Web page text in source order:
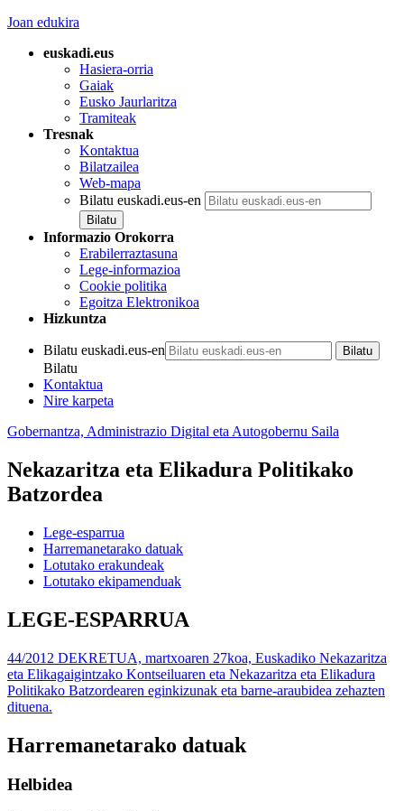
Joan edukira
euskadi.eus
Hasiera-orria
Gaiak
Eusko Jaurlaritza
Tramiteak
Tresnak
Kontaktua
Bilatzailea
Web-mapa
Bilatu euskadi.eus-en
Informazio Orokorra
Erabilerraztasuna
Lege-informazioa
Cookie politika
Egoitza Elektronikoa
Hizkuntza
Bilatu euskadi.eus-en
Bilatu
Kontaktua
Nire karpeta
Gobernantza, Administrazio Digital eta Autogobernu Saila
Nekazaritza eta Elikadura Politikako
Batzordea
Lege-esparrua
Harremanetarako datuak
Lotutako erakundeak
Lotutako ekipamenduak
LEGE-ESPARRUA
44/2012 DEKRETUA, martxoaren 27koa, Euskadiko Nekazaritza
eta Elikagaigintzako Kontseiluaren eta Nekazaritza eta Elikadura
Politikako Batzordearen eginkizunak eta barne-araubidea zehazten
dituena.
Harremanetarako datuak
Helbidea